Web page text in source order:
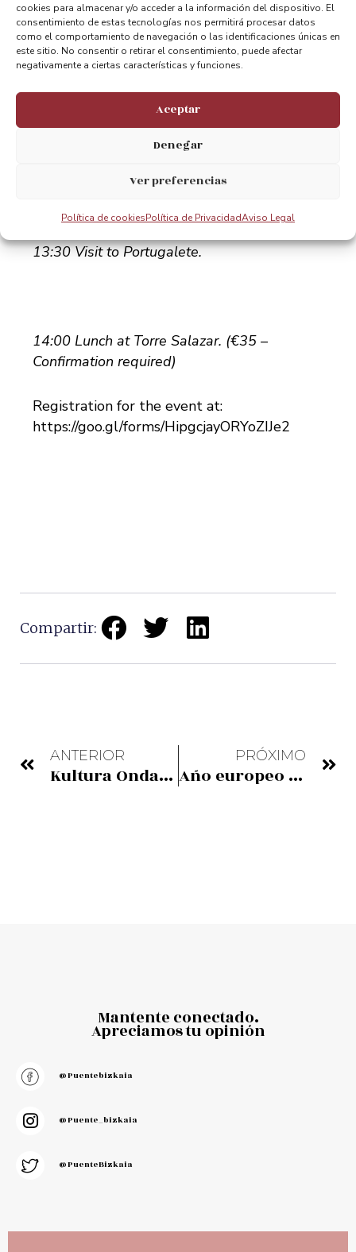
cookies para almacenar y/o acceder a la información del dispositivo. El
consentimiento de estas tecnologías nos permitirá procesar datos
como el comportamiento de navegación o las identificaciones únicas en
este sitio. No consentir o retirar el consentimiento, puede afectar
negativamente a ciertas características y funciones.
Aceptar
Denegar
Ver preferencias
Política de cookiesPolítica de PrivacidadAviso Legal
BIZKAIA BRIDGE. Portugalete
13:30 Visit to Portugalete.
14:00 Lunch at Torre Salazar. (€35 –
Confirmation required)
Registration for the event at:
https://goo.gl/forms/HipgcjayORYoZIJe2
Compartir:
ANTERIOR
Kultura Ondarearen Europako Urtea
PRÓXIMO
Año europeo del patrimonio cultural
Mantente conectado.
Apreciamos tu opinión
@puentebizkaia
@puente_bizkaia
@PuenteBizkaia